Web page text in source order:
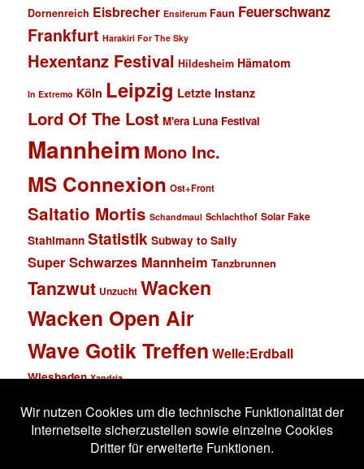
Dornenreich Eisbrecher Ensiferum Faun Feuerschwanz
Frankfurt Harakiri For The Sky
Hexentanz Festival Hildesheim Hämatom
In Extremo Köln Leipzig Letzte Instanz
Lord Of The Lost M'era Luna Festival
Mannheim Mono Inc.
MS Connexion Ost+Front
Saltatio Mortis Schandmaul Schlachthof Solar Fake
Stahlmann Statistik Subway to Sally
Super Schwarzes Mannheim Tanzbrunnen
Tanzwut Unzucht Wacken
Wacken Open Air
Wave Gotik Treffen Welle:Erdball
Wiesbaden Xandria
Impressum